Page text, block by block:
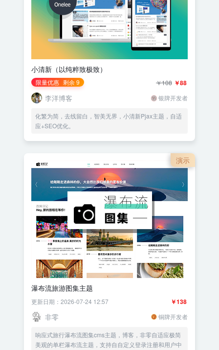
小清新（以纯粹致极致）
限量优惠 剩余 9 ￥88
￥108
李洋博客 银牌开发者
化繁为简，去线留白，智美无界，小清新Pjax主题，自适
应+SEO优化。
演示
瀑布流旅游图集主题
￥138
更新日期：2026-07-24 12:57
非零 铜牌开发者
响应式旅行瀑布流图集cms主题，博客，非零自适应极简
美观的单栏瀑布流主题，支持自自定义登录注册和用户中